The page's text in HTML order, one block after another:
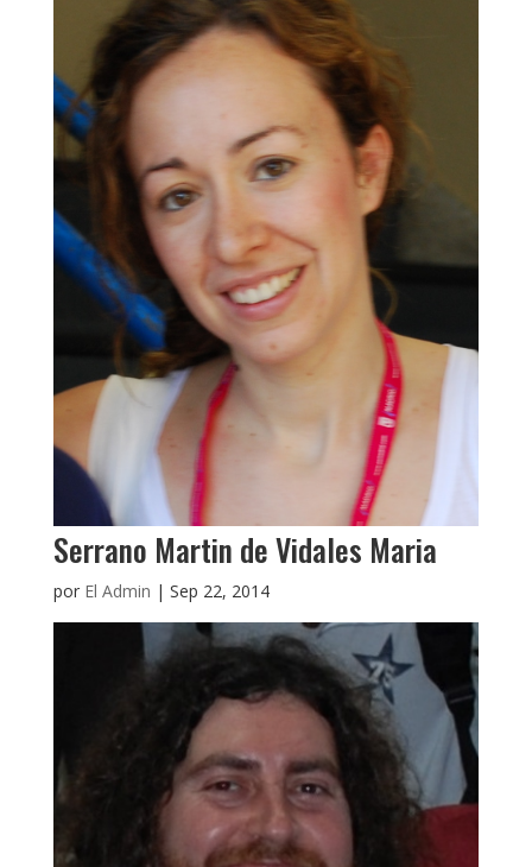
Serrano Martin de Vidales Maria
por El Admin | Sep 22, 2014